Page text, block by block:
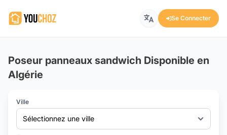
Se Connecter
Poseur panneaux sandwich Disponible en
Algérie
Ville
Sélectionnez une ville